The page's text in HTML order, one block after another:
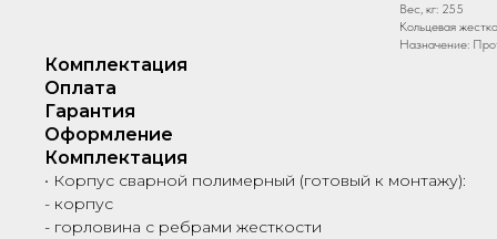
Вес, кг: 255
Кольцевая
Назначение:
Комплектация
Оплата
Гарантия
Оформление
Комплектация
• Корпус сварной полимерный (готовый к монтажу):
- корпус
- горловина с ребрами жесткости